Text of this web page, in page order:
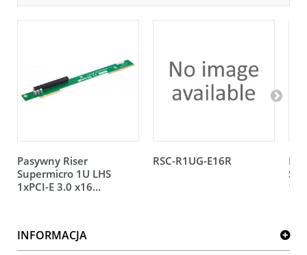
Pasywny Riser
Supermicro 1U LHS
1xPCI-E 3.0 x16...
RSC-R1UG-E16R
INFORMACJA